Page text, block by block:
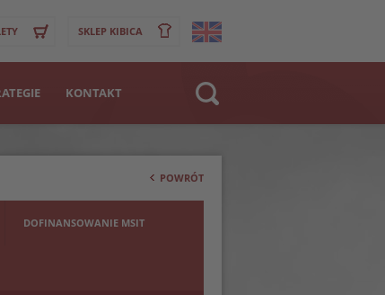
SKLEP KIBICA
KONTAKT
>
Strona WWW
POWRÓT
DOFINANSOWANIE MSIT